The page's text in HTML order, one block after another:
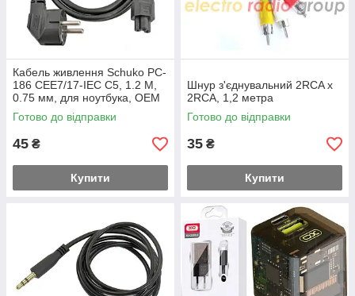
Кабель живлення Schuko PC-
186 CEE7/17-IEC C5, 1.2 M,
0.75 мм, для ноутбука, OEM
Q25/350
Готово до відправки
45 ₴
Купити
Шнур з'єднувальний 2RCA х
2RCA, 1,2 метра
Готово до відправки
35 ₴
Купити